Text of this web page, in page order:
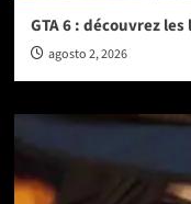
GTA 6 : découvrez
agosto 2, 2026